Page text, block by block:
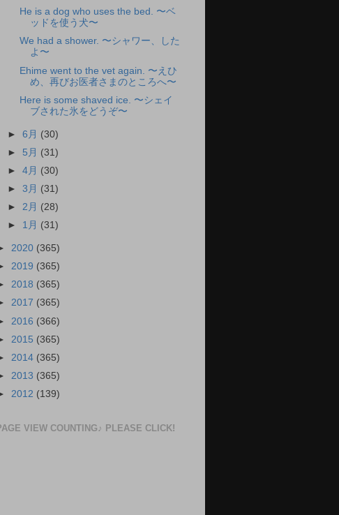
He is a dog who uses the bed. 〜ベ
ッドを使う犬〜
We had a shower. 〜シャワー、した
よ〜
Ehime went to the vet again. 〜えひ
め、再びお医者さまのところへ〜
Here is some shaved ice. 〜シェイ
ブされた氷をどうぞ〜
►6月 (30)
► 5月 (31)
►4月 (30)
►3月 (31)
►2月 (28)
► 1月 (31)
2020 (365)
2019 (365)
2018 (365)
2017 (365)
2016 (366)
2015 (365)
2014 (365)
2013 (365)
2012 (139)
VIEW COUNTING♪ PLEASE CLICK!